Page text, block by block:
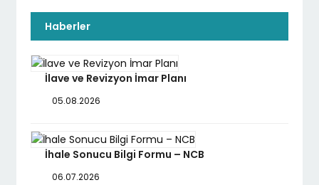
Haberler
İlave ve Revizyon İmar Planı
05.08.2026
İhale Sonucu Bilgi Formu – NCB
06.07.2026